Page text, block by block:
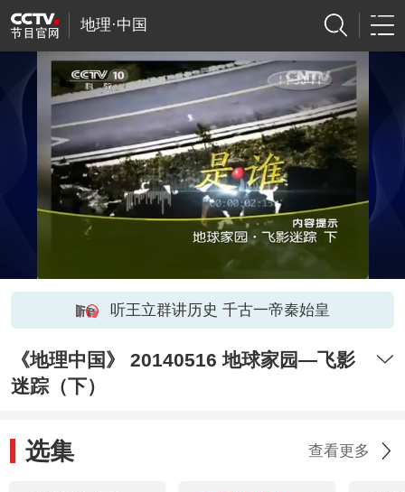
地理·中国
听王立群讲历史 千古一帝秦始皇
《地理中国》 20140516 地球家园—飞影
迷踪（下）
选集 查看更多